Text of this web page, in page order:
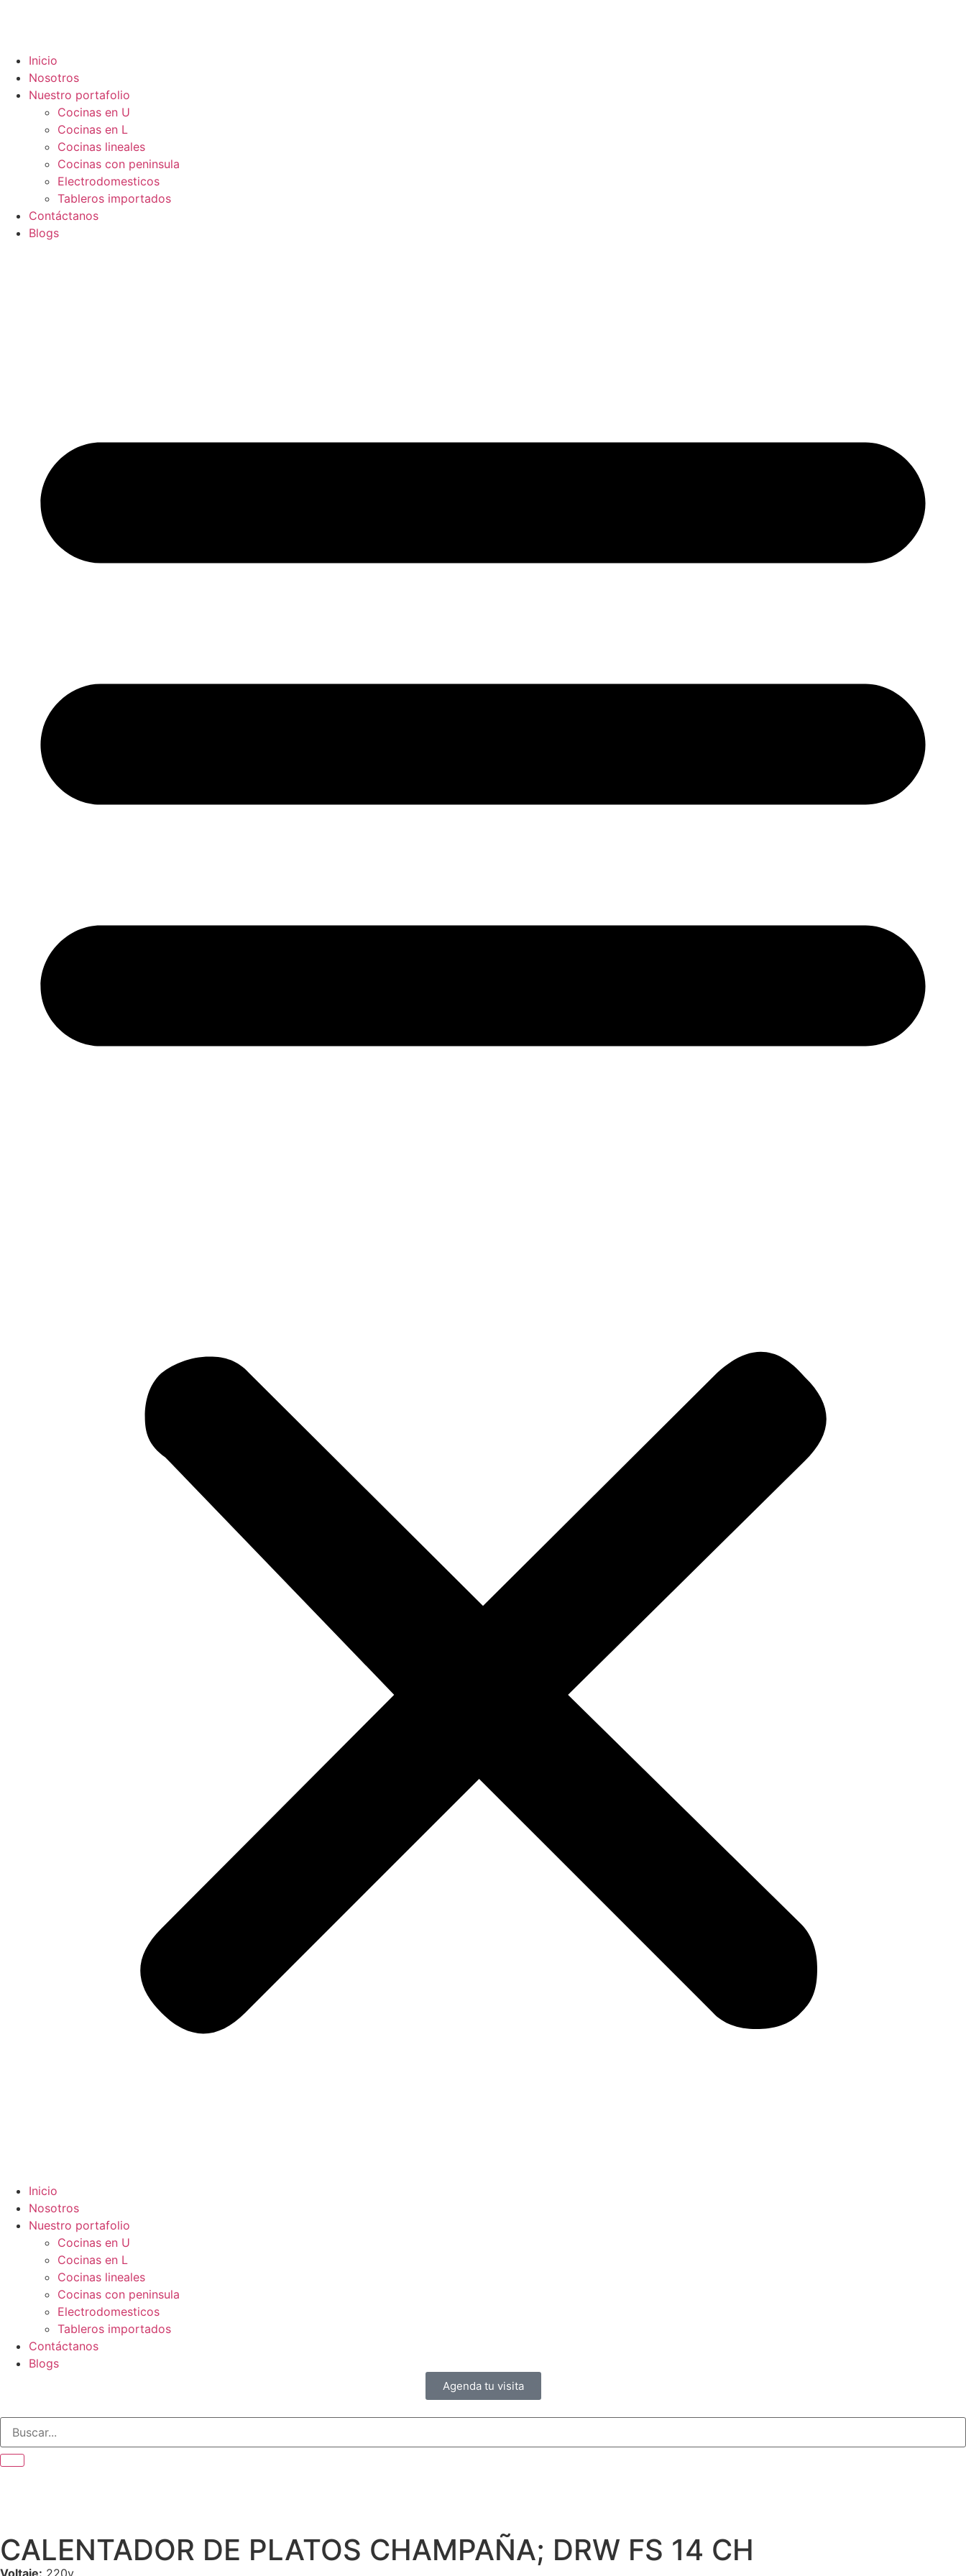
Inicio
Nosotros
Nuestro portafolio
Cocinas en U
Cocinas en L
Cocinas lineales
Cocinas con peninsula
Electrodomesticos
Tableros importados
Contáctanos
Blogs
Inicio
Nosotros
Nuestro portafolio
Cocinas en U
Cocinas en L
Cocinas lineales
Cocinas con peninsula
Electrodomesticos
Tableros importados
Contáctanos
Blogs
Agenda tu visita
CALENTADOR DE PLATOS CHAMPAÑA; DRW FS 14 CH
Voltaje: 220v